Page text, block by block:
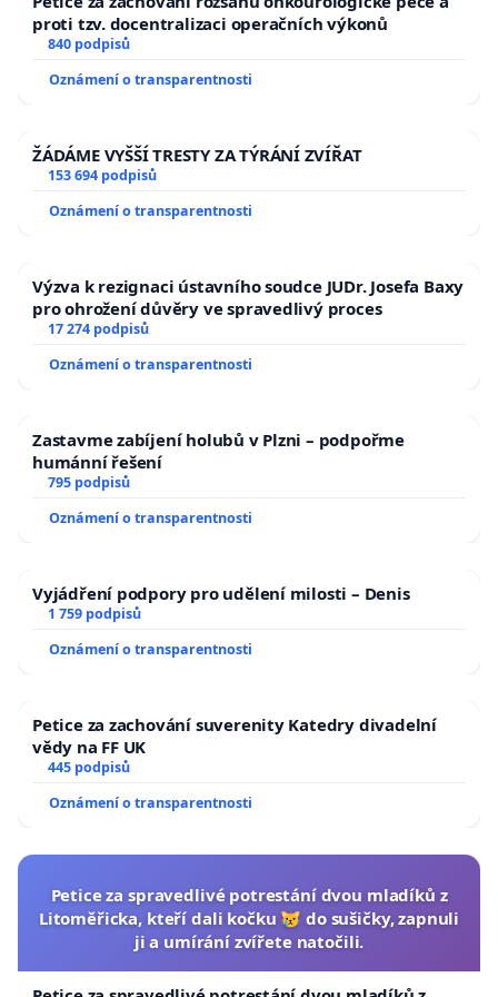
proti tzv. docentralizaci operačních výkonů
840 podpisů
Oznámení o transparentnosti
ŽÁDÁME VYŠŠÍ TRESTY ZA TÝRÁNÍ ZVÍŘAT
153 694 podpisů
Oznámení o transparentnosti
Výzva k rezignaci ústavního soudce JUDr. Josefa Baxy
pro ohrožení důvěry ve spravedlivý proces
17 274 podpisů
Oznámení o transparentnosti
Zastavme zabíjení holubů v Plzni – podpořme
humánní řešení
795 podpisů
Oznámení o transparentnosti
Vyjádření podpory pro udělení milosti – Denis
1 759 podpisů
Oznámení o transparentnosti
Petice za zachování suverenity Katedry divadelní
vědy na FF UK
445 podpisů
Oznámení o transparentnosti
Petice za spravedlivé potrestání dvou mladíků z
Litoměřicka, kteří dali kočku 😿 do sušičky, zapnuli
ji a umírání zvířete natočili.